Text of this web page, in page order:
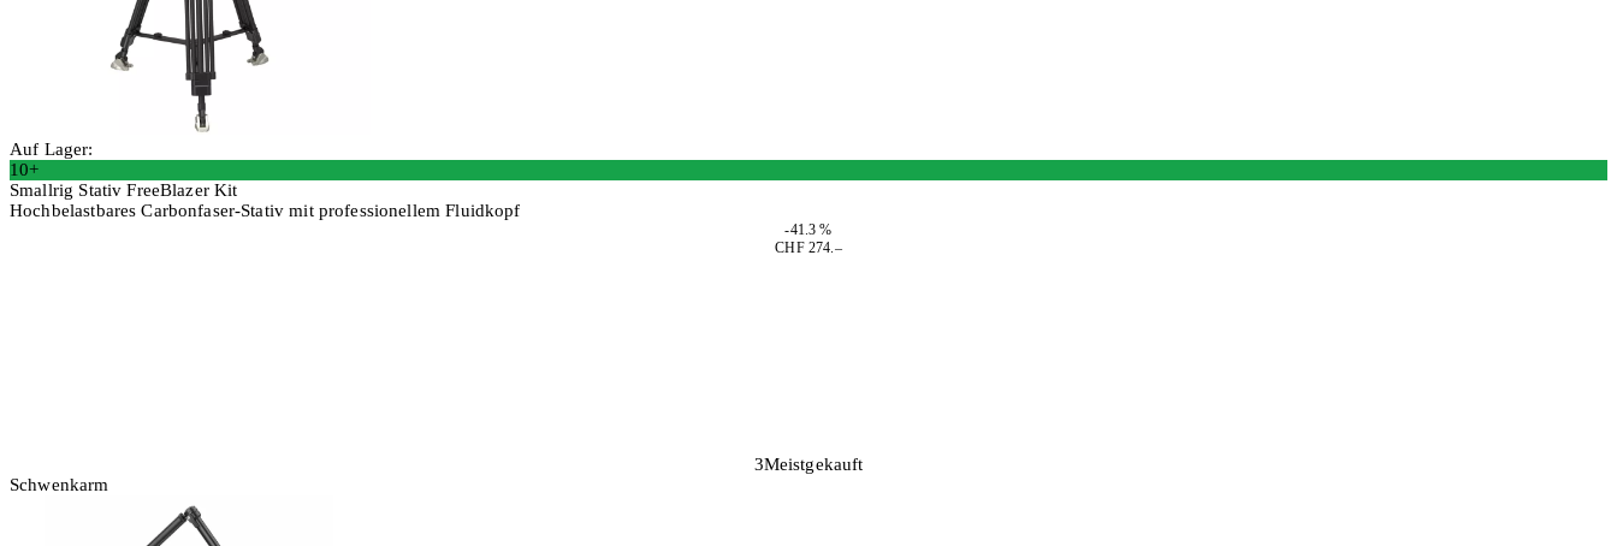
Auf Lager:
10+
Smallrig Stativ FreeBlazer Kit
Hochbelastbares Carbonfaser-Stativ mit professionellem Fluidkopf
-41.3 %
CHF 274.–
3Meistgekauft
Schwenkarm